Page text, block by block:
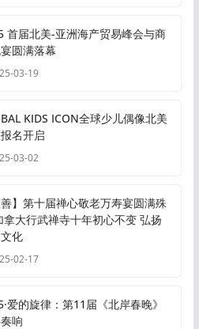
首届北美-亚洲海产贸易峰会与商
圆满落幕
03-19
KIDS ICON全球少儿偶像北美
名开启
03-02
善】第十届禅心敬老万寿宴圆满殊
拿大行武禅寺十年初心不变 弘扬
化
02-17
爱的旋律：第11届《北岸春晚》
响